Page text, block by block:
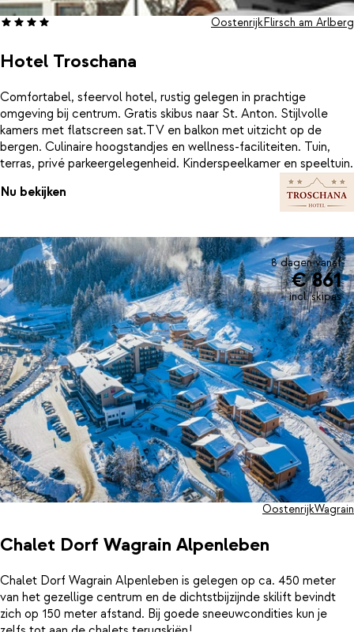
Hotel Troschana
OostenrijkFlirsch am Arlberg
Comfortabel, sfeervol hotel, rustig gelegen in prachtige
omgeving bij centrum. Gratis skibus naar St. Anton. Stijlvolle
kamers met flatscreen sat.TV en balkon met uitzicht op de
bergen. Culinaire hoogstandjes en wellness-faciliteiten. Tuin,
terras, privé parkeergelegenheid. Kinderspeelkamer en speeltuin.
Nu bekijken
8 dagen vanaf
€ 861
incl. skipas
Chalet Dorf Wagrain Alpenleben
OostenrijkWagrain
Chalet Dorf Wagrain Alpenleben is gelegen op ca. 450 meter
van het gezellige centrum en de dichtstbijzijnde skilift bevindt
zich op 150 meter afstand. Bij goede sneeuwcondities kun je